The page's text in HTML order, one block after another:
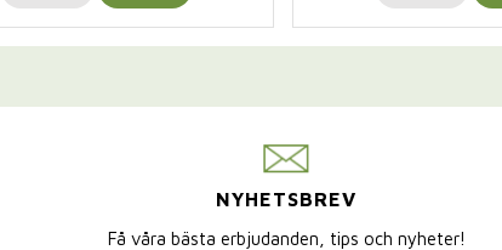
NYHETSBREV
Få våra bästa erbjudanden, tips och nyheter!